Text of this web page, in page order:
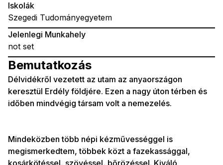
Bemutatkozás
Délvidékről vezetett az utam az anyaországon
keresztül Erdély földjére. Ezen a nagy úton térben és
időben mindvégig társam volt a nemezelés.
Mindeközben több népi kézművességgel is
megismerkedtem, többek közt a fazekassággal,
kosárkötéssel, szövéssel, bőrözéssel. Kiváló
Iskolák
Szegedi Tudományegyetem
Jelenlegi Munkahely
not set